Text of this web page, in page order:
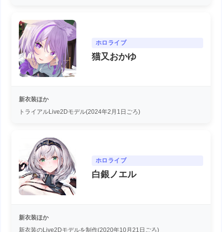
ホロライブ
猫又おかゆ
新衣装ほか
トライアルLive2Dモデル(2024年2月1日ごろ)
ホロライブ
白銀ノエル
新衣装ほか
新衣装のLive2Dモデルを制作(2020年10月21日ごろ)